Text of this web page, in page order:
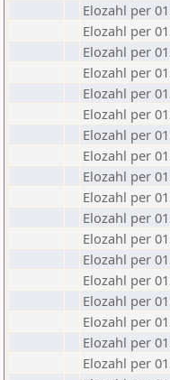
Elozahl per
Elozahl per
Elozahl per
Elozahl per
Elozahl per
Elozahl per
Elozahl per
Elozahl per
Elozahl per
Elozahl per
Elozahl per
Elozahl per
Elozahl per
Elozahl per
Elozahl per
Elozahl per
Elozahl per
Elozahl per